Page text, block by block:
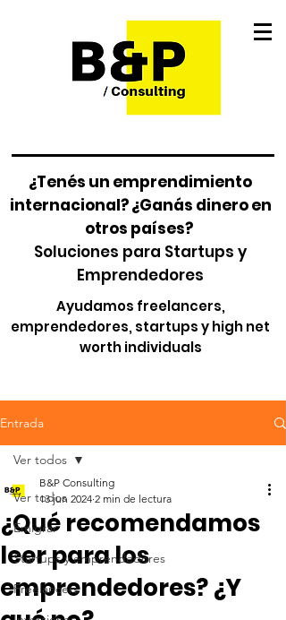
¿Tenés un emprendimiento
internacional? ¿Ganás dinero en
otros países?
Soluciones para Startups y
Emprendedores
Ayudamos freelancers,
emprendedores, startups y high net
worth individuals
Entrada
Ver todos
Emigrar
Startups y emprendedores
Freelancers
Ver todos
¿Qué recomendamos
leer para los
emprendedores? ¿Y
B&P Consulting
13 jun 2024 2 min de lectura